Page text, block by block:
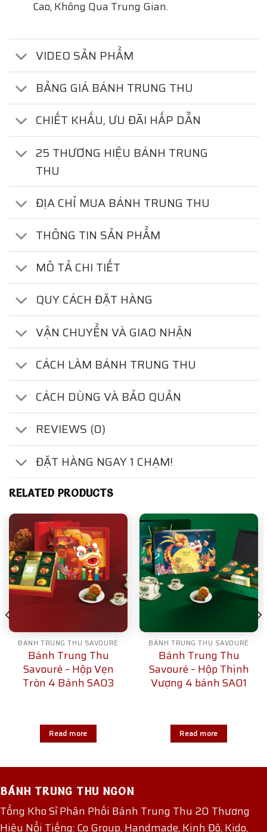
Cao, Không Qua Trung Gian.
VIDEO SẢN PHẨM
BẢNG GIÁ BÁNH TRUNG THU
CHIẾT KHẤU, ƯU ĐÃI HẤP DẪN
25 THƯƠNG HIỆU BÁNH TRUNG
THU
ĐỊA CHỈ MUA BÁNH TRUNG THU
THÔNG TIN SẢN PHẨM
MÔ TẢ CHI TIẾT
QUY CÁCH ĐẶT HÀNG
VẬN CHUYỂN VÀ GIAO NHẬN
CÁCH LÀM BÁNH TRUNG THU
CÁCH DÙNG VÀ BẢO QUẢN
REVIEWS (0)
ĐẶT HÀNG NGAY 1 CHẠM!
RELATED PRODUCTS
BÁNH TRUNG THU SAVOURÉ
Bánh Trung Thu
Savouré – Hộp Vẹn
Tròn 4 Bánh SA03
Read more
BÁNH TRUNG THU SAVOURÉ
Bánh Trung Thu
Savouré – Hộp Thịnh
Vượng 4 bánh SA01
Read more
BÁNH TRUNG THU NGON
Tổng Kho Sỉ Phân Phối Bánh Trung Thu 20 Thương
Hiệu Nổi Tiếng: Co Group, Handmade, Kinh Đô, Kido,